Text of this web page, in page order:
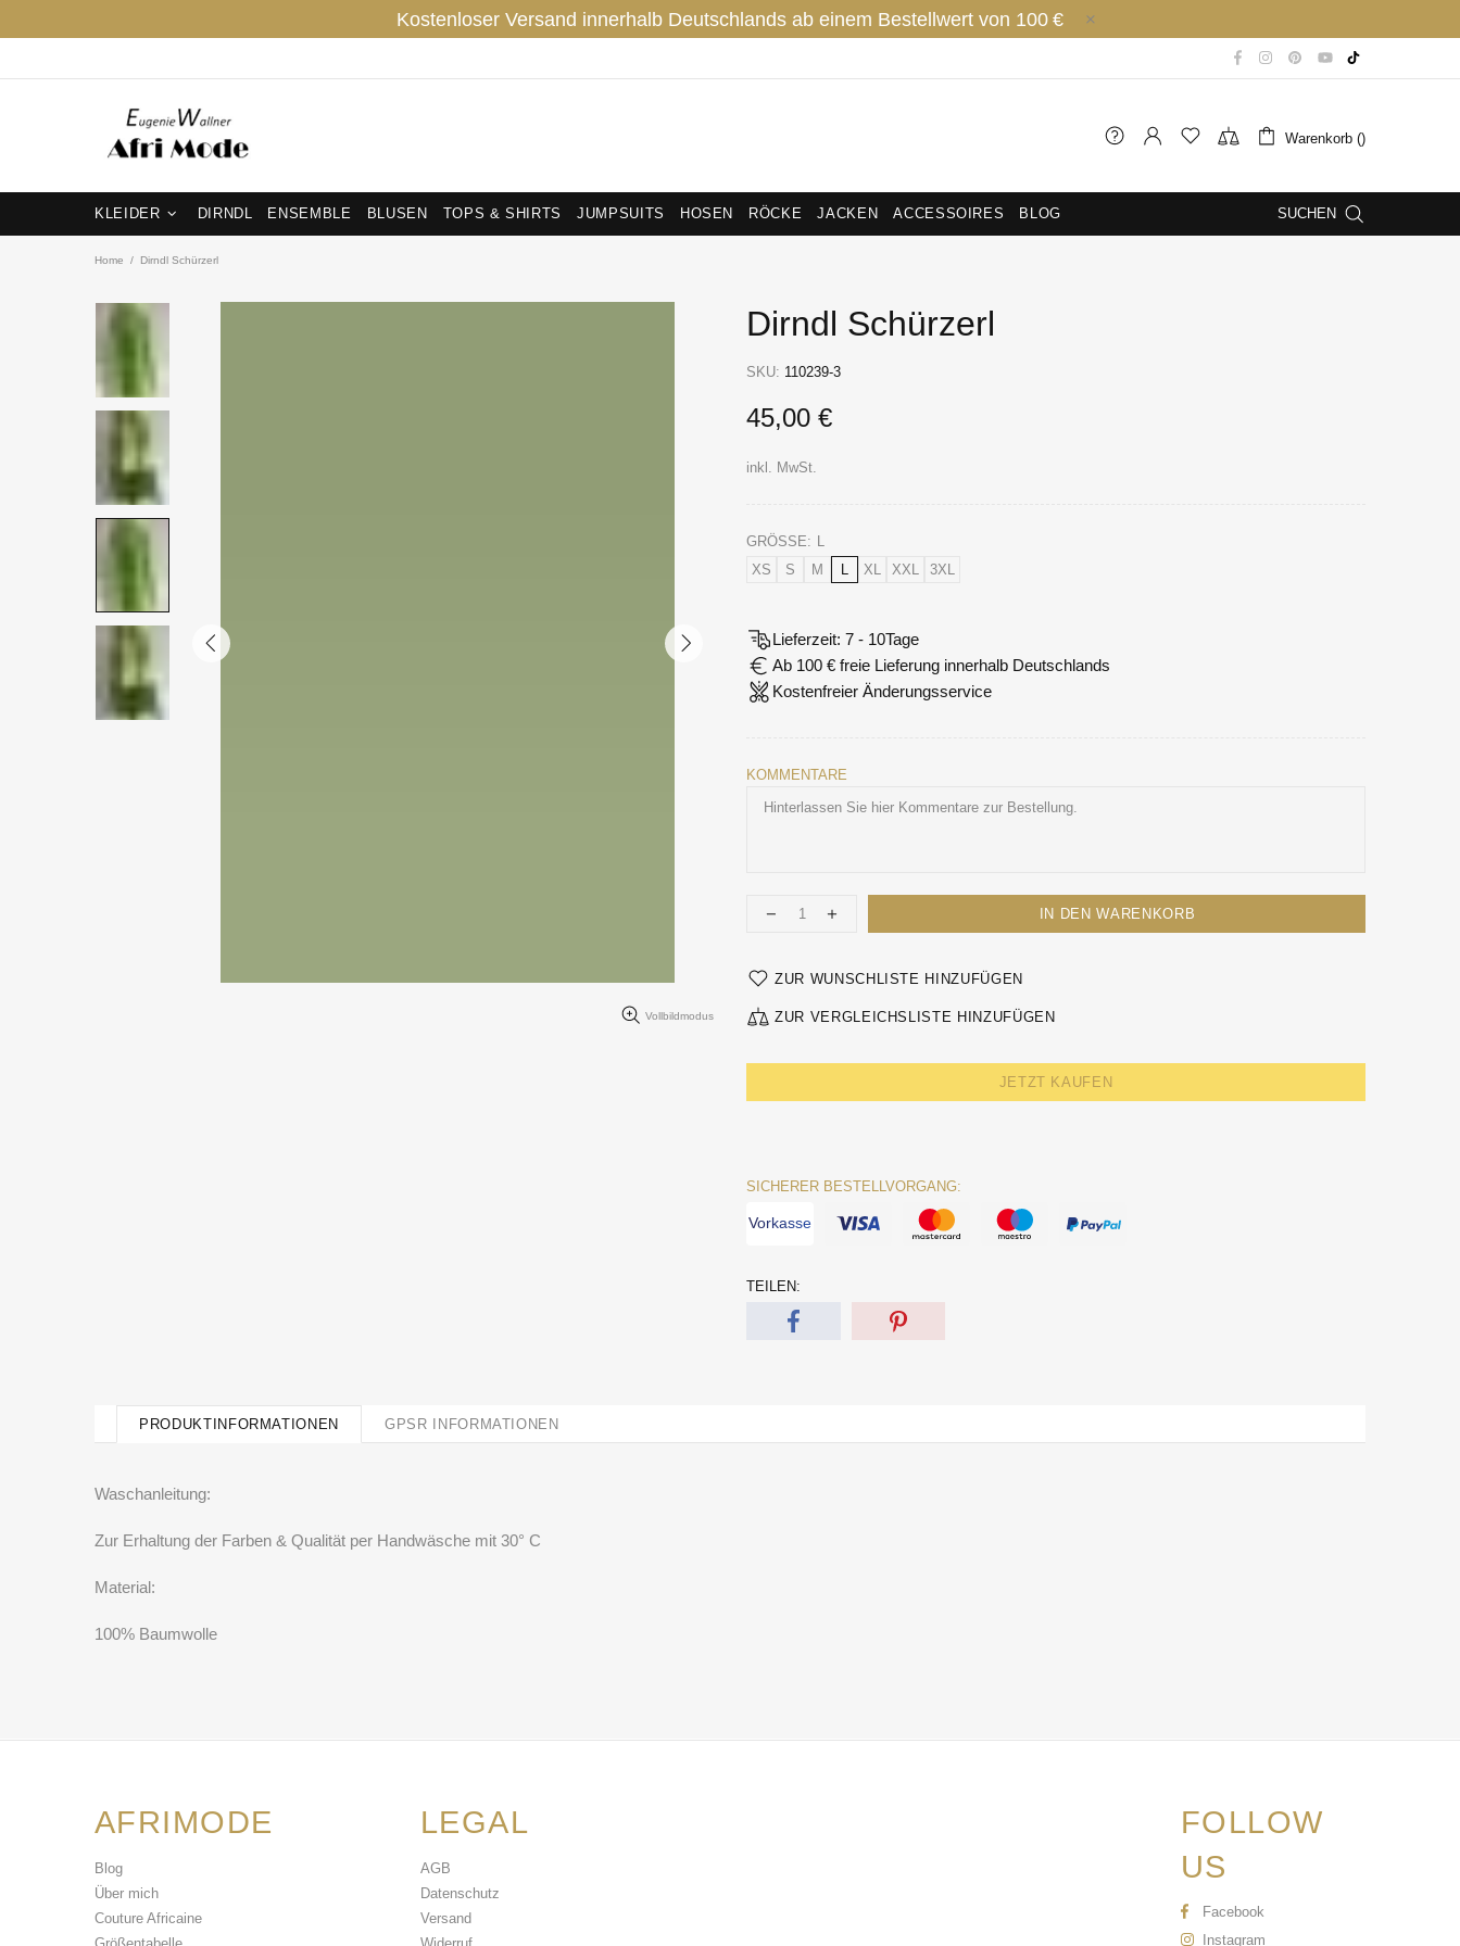
Kostenloser Versand innerhalb Deutschlands ab einem Bestellwert von 100 €
Warenkorb ()
KLEIDER DIRNDL ENSEMBLE BLUSEN TOPS & SHIRTS JUMPSUITS HOSEN RÖCKE JACKEN ACCESSOIRES BLOG SUCHEN
Home Dirndl Schürzerl
Vollbildmodus
Dirndl Schürzerl
SKU: 110239-3
45,00 €
inkl. MwSt.
GRÖSSE:
L
XS
S M L XL XXL 3XL
Lieferzeit: 7 - 10Tage
Ab 100 € freie Lieferung innerhalb Deutschlands
Kostenfreier Änderungsservice
KOMMENTARE
IN DEN WARENKORB
ZUR WUNSCHLISTE HINZUFÜGEN
ZUR VERGLEICHSLISTE HINZUFÜGEN
JETZT KAUFEN
SICHERER BESTELLVORGANG:
Vorkasse
TEILEN:
PRODUKTINFORMATIONEN GPSR INFORMATIONEN
Waschanleitung:
Zur Erhaltung der Farben & Qualität per Handwäsche mit 30° C
Material:
100% Baumwolle
AFRIMODE
Blog
Über mich
Couture Africaine
LEGAL
AGB
Datenschutz
Versand
FOLLOW
US
Facebook
Instagram